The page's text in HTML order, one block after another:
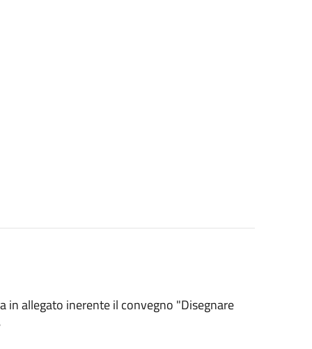
in allegato inerente il convegno "Disegnare